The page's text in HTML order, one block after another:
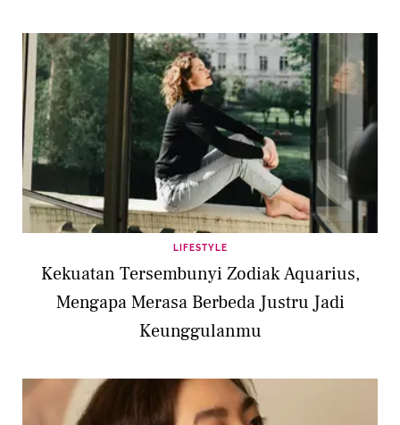
LIFESTYLE
Kekuatan Tersembunyi Zodiak Aquarius,
Mengapa Merasa Berbeda Justru Jadi
Keunggulanmu